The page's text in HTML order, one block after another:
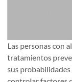
Las personas con
tratamientos
sus probabilidades